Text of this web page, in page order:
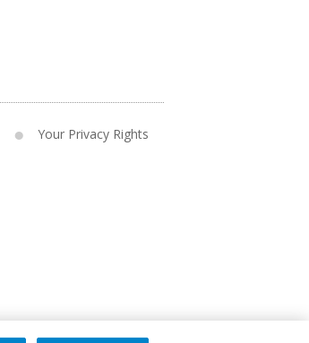
Your Privacy Rights